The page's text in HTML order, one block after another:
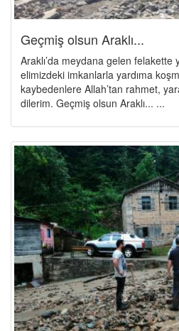
Geçmiş olsun Araklı...
Araklı’da meydana gelen felakette
elimizdeki imkanlarla yardıma
kaybedenlere Allah’tan rahmet,
dilerim. Geçmiş olsun Araklı... ...